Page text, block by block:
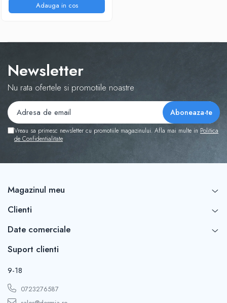
Adauga in cos
Newsletter
Nu rata ofertele si promotiile noastre
Vreau sa primesc newsletter cu promotiile magazinului. Afla mai multe in Politica
de Confidentialitate
Magazinul meu
Clienti
Date comerciale
Suport clienti
9-18
0723276587